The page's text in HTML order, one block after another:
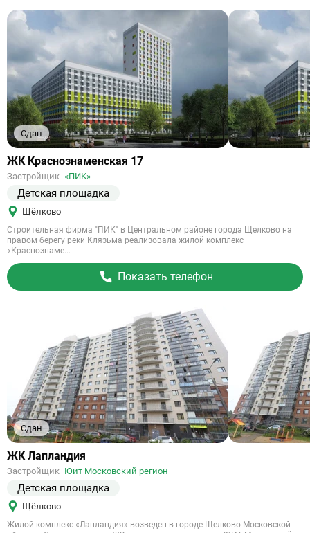
Сдан
Ссылка
объект
ЖК Краснознаменская 17
Застройщик «ПИК»
Детская площадка
Щёлково
Строительная фирма "ПИК" в Центральном районе города Щелково на
правом берегу реки Клязьма реализовала жилой комплекс
«Краснознаме...
Показать телефон
Сдан
Ссылка
объект
ЖК Лапландия
Застройщик Юит Московский регион
Детская площадка
Щёлково
Жилой комплекс «Лапландия» возведен в городе Щелково Московской